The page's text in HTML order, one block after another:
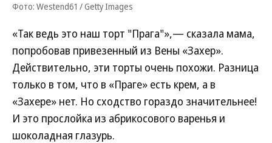
Фото: Westend61 / Getty Images
«Так ведь это наш торт "Прага"»,— сказала мама,
попробовав привезенный из Вены «Захер».
Действительно, эти торты очень похожи. Разница
только в том, что в «Праге» есть крем, а в
«Захере» нет. Но сходство гораздо значительнее!
И это прослойка из абрикосового варенья и
шоколадная глазурь.